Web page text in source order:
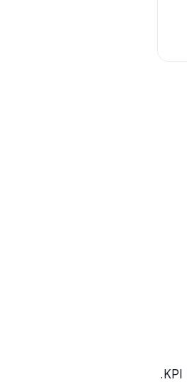
שולפים נתונים משיחות, מנציגים ומזרימות עבודה—ואז מציגים מידע זה באופן אוטומטי בגרפים, כרטיסי ניקוד ומדדי KPI.